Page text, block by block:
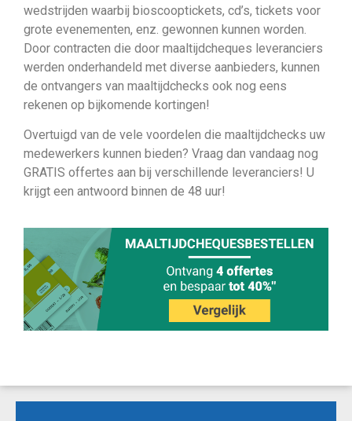
wedstrijden waarbij bioscooptickets, cd’s, tickets voor
grote evenementen, enz. gewonnen kunnen worden.
Door contracten die door maaltijdcheques leveranciers
werden onderhandeld met diverse aanbieders, kunnen
de ontvangers van maaltijdchecks ook nog eens
rekenen op bijkomende kortingen!
Overtuigd van de vele voordelen die maaltijdchecks uw
medewerkers kunnen bieden? Vraag dan vandaag nog
GRATIS offertes aan bij verschillende leveranciers! U
krijgt een antwoord binnen de 48 uur!